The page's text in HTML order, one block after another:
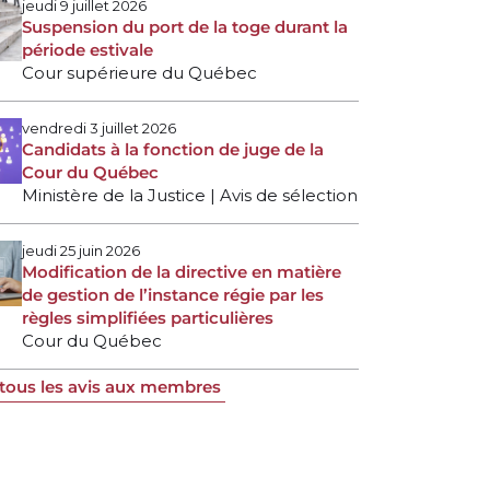
jeudi 9 juillet 2026
Suspension du port de la toge durant la
période estivale
Cour supérieure du Québec
vendredi 3 juillet 2026
Candidats à la fonction de juge de la
Cour du Québec
Ministère de la Justice | Avis de sélection
jeudi 25 juin 2026
Modification de la directive en matière
de gestion de l’instance régie par les
règles simplifiées particulières
Cour du Québec
les avis aux membres